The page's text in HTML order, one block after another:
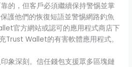
的，但客戶必須繼續保持警惕並掌
護他們的恢復短語並警惕網路釣魚
官方網站或認可的應用程式商店下
Trust Wallet的有害軟體應用程式。
象深刻。信任錢包支援眾多區塊鏈